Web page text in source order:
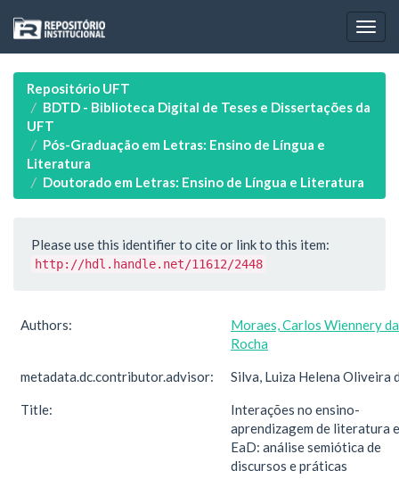
navigation
Repositório UFT
BDTD - Biblioteca Digital de Teses e Dissertações da
UFT
Pós-Graduação em Letras: Ensino de Língua e
Literatura
Doutorado em Letras: Ensino de Língua e Literatura
Please use this identifier to cite or link to this item:
http://hdl.handle.net/11612/2448
Authors:
Moraes, Carlos Wiennery da
Rocha
metadata.dc.contributor.advisor: Silva, Luiza Helena Oliveira
Title:
Interações no ensino-
aprendizagem de literatura
EaD: análise semiótica de
discursos e práticas